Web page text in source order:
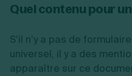
Quel contenu pour
S’il n’y a pas de
universel, il y a des
apparaître sur ce